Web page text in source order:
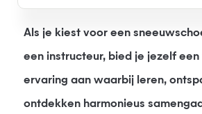
Als je kiest voor een
een instructeur, bied je jezelf
ervaring aan waarbij leren,
ontdekken harmonieus